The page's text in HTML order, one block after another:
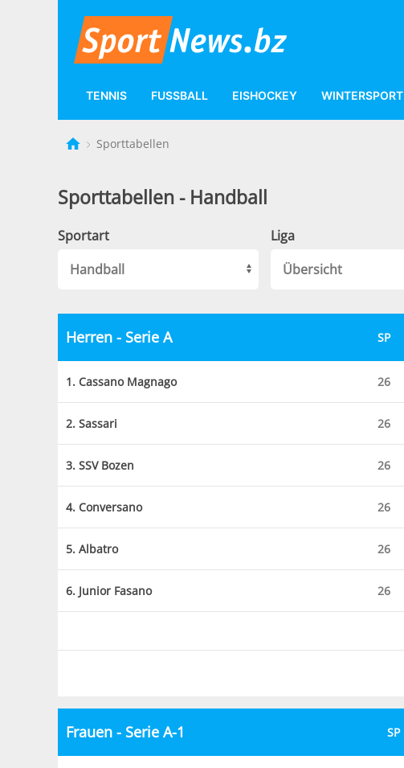
TENNIS FUSSBALL EISHOCKEY WINTERSPORT
Sporttabellen
Sporttabellen - Handball
Sportart Liga
Herren - Serie A SP
1. Cassano Magnago 26
2. Sassari 26
3. SSV Bozen 26
4. Conversano 26
5. Albatro 26
6. Junior Fasano 26
Frauen - Serie A-1 SP